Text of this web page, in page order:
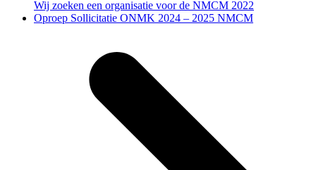
Wij zoeken een organisatie voor de NMCM 2022
next
Oproep Sollicitatie ONMK 2024 – 2025 NMCM